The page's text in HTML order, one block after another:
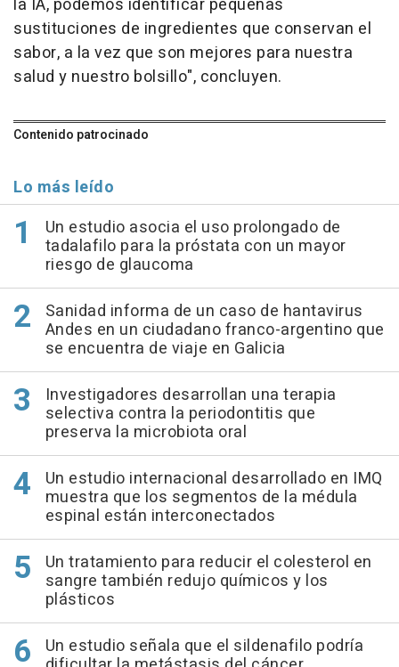
sustituciones de ingredientes que conservan el
sabor, a la vez que son mejores para nuestra
salud y nuestro bolsillo", concluyen.
Contenido patrocinado
Lo más leído
Un estudio asocia el uso prolongado de
tadalafilo para la próstata con un mayor
riesgo de glaucoma
Sanidad informa de un caso de hantavirus
Andes en un ciudadano franco-argentino que
se encuentra de viaje en Galicia
Investigadores desarrollan una terapia
selectiva contra la periodontitis que
preserva la microbiota oral
Un estudio internacional desarrollado en IMQ
muestra que los segmentos de la médula
espinal están interconectados
Un tratamiento para reducir el colesterol en
sangre también redujo químicos y los
plásticos
Un estudio señala que el sildenafilo podría